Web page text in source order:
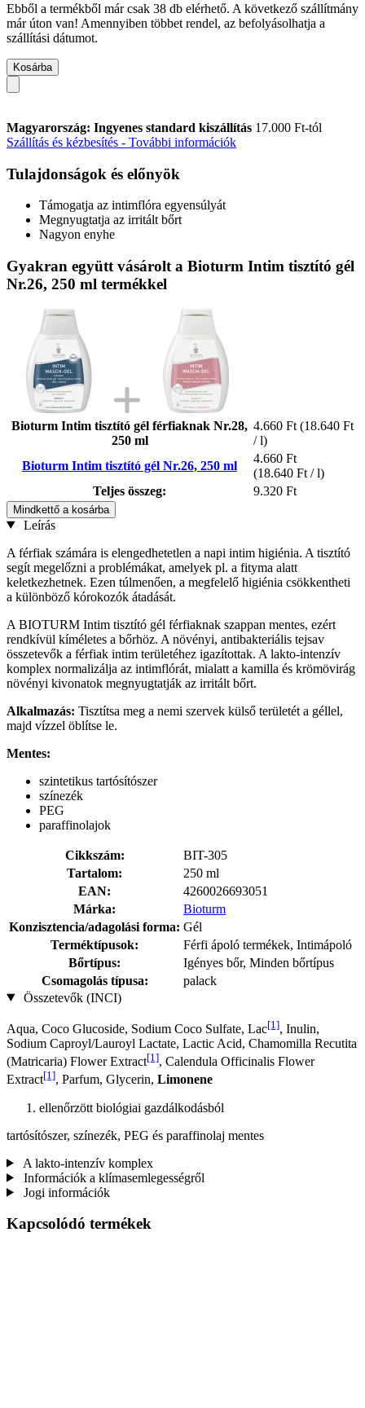
Ebből a termékből már csak 38 db elérhető. A következő szállítmány
már úton van! Amennyiben többet rendel, az befolyásolhatja a
szállítási dátumot.
Kosárba
Magyarország: Ingyenes standard kiszállítás 17.000 Ft-tól
Szállítás és kézbesítés - További információk
Tulajdonságok és előnyök
Támogatja az intimflóra egyensúlyát
Megnyugtatja az irritált bőrt
Nagyon enyhe
Gyakran együtt vásárolt a Bioturm Intim tisztító gél
Nr.26, 250 ml termékkel
Bioturm Intim tisztító gél férfiaknak Nr.28,
250 ml
4.660 Ft (18.640 Ft
/ l)
Bioturm Intim tisztító gél Nr.26, 250 ml
4.660 Ft
(18.640 Ft / l)
Teljes összeg:
9.320 Ft
Mindkettő a kosárba
Leírás
A férfiak számára is elengedhetetlen a napi intim higiénia. A tisztító
segít megelőzni a problémákat, amelyek pl. a fityma alatt
keletkezhetnek. Ezen túlmenően, a megfelelő higiénia csökkentheti
a különböző kórokozók átadását.
A BIOTURM Intim tisztító gél férfiaknak szappan mentes, ezért
rendkívül kíméletes a bőrhöz. A növényi, antibakteriális tejsav
összetevők a férfiak intim területéhez igazítottak. A lakto-intenzív
komplex normalizálja az intimflórát, mialatt a kamilla és krömövirág
növényi kivonatok megnyugtatják az irritált bőrt.
Alkalmazás: Tisztítsa meg a nemi szervek külső területét a géllel,
majd vízzel öblítse le.
Mentes:
szintetikus tartósítószer
színezék
PEG
paraffinolajok
Cikkszám:
BIT-305
Tartalom:
250 ml
EAN:
4260026693051
Márka:
Bioturm
Konzisztencia/adagolási forma: Gél
Terméktípusok:
Férfi ápoló termékek, Intimápoló
Bőrtípus:
Igényes bőr, Minden bőrtípus
Csomagolás típusa:
palack
Összetevők (INCI)
Aqua, Coco Glucoside, Sodium Coco­ Sulfate, Lac[1], Inulin,
Sodium Caproyl/Lauroyl Lactate, Lactic Acid, Chamomilla Recutita
(Matricaria) Flower Extract[1], Calendula Officinalis Flower
Extract[1], Parfum, Glycerin, Limonene
ellenőrzött biológiai gazdálkodásból
tartósítószer, színezék, PEG és paraffinolaj mentes
A lakto-intenzív komplex
Információk a klímasemlegességről
Jogi információk
Kapcsolódó termékek